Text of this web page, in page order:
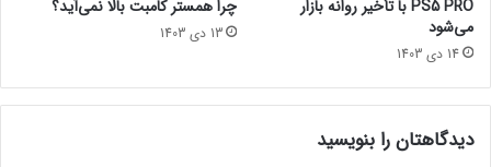
ه
ا
ک
و
ت
ا
a
3
و
ر
ف
PS5 PRO با تأخیر روانه بازار
می‌شود
14 دی 1403
چرا همستر کامبت بالا نمی‌آید؟
13 دی 1403
دیدگاهتان را بنویسید